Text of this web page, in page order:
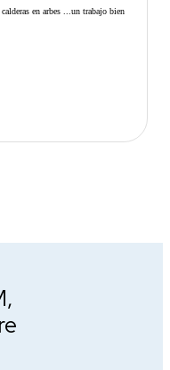
en arbes ...un trabajo bien